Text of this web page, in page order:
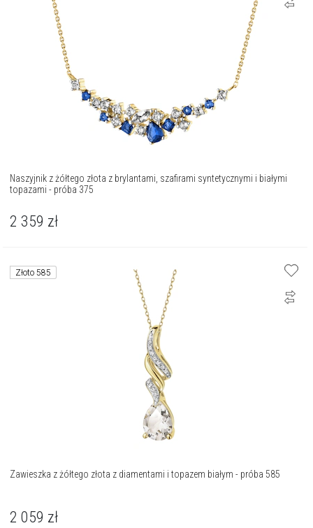
Naszyjnik z żółtego złota z brylantami, szafirami syntetycznymi i białymi
topazami - próba 375
2 359 zł
Złoto 585
Zawieszka z żółtego złota z diamentami i topazem białym - próba 585
2 059 zł